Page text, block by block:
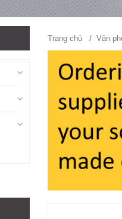
Trang chủ/ Văn